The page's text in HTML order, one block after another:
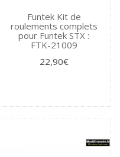
Funtek Kit de
roulements complets
pour Funtek STX :
FTK-21009
22,90€